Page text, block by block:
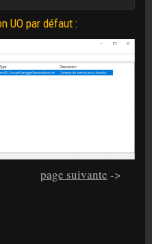
UO par défaut :
page suivante ->